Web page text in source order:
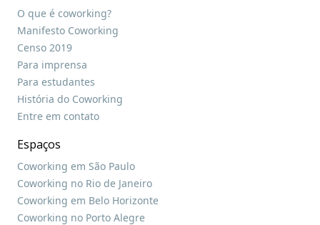
O que é coworking?
Manifesto Coworking
Censo 2019
Para imprensa
Para estudantes
História do Coworking
Entre em contato
Espaços
Coworking em São Paulo
Coworking no Rio de Janeiro
Coworking em Belo Horizonte
Coworking no Porto Alegre